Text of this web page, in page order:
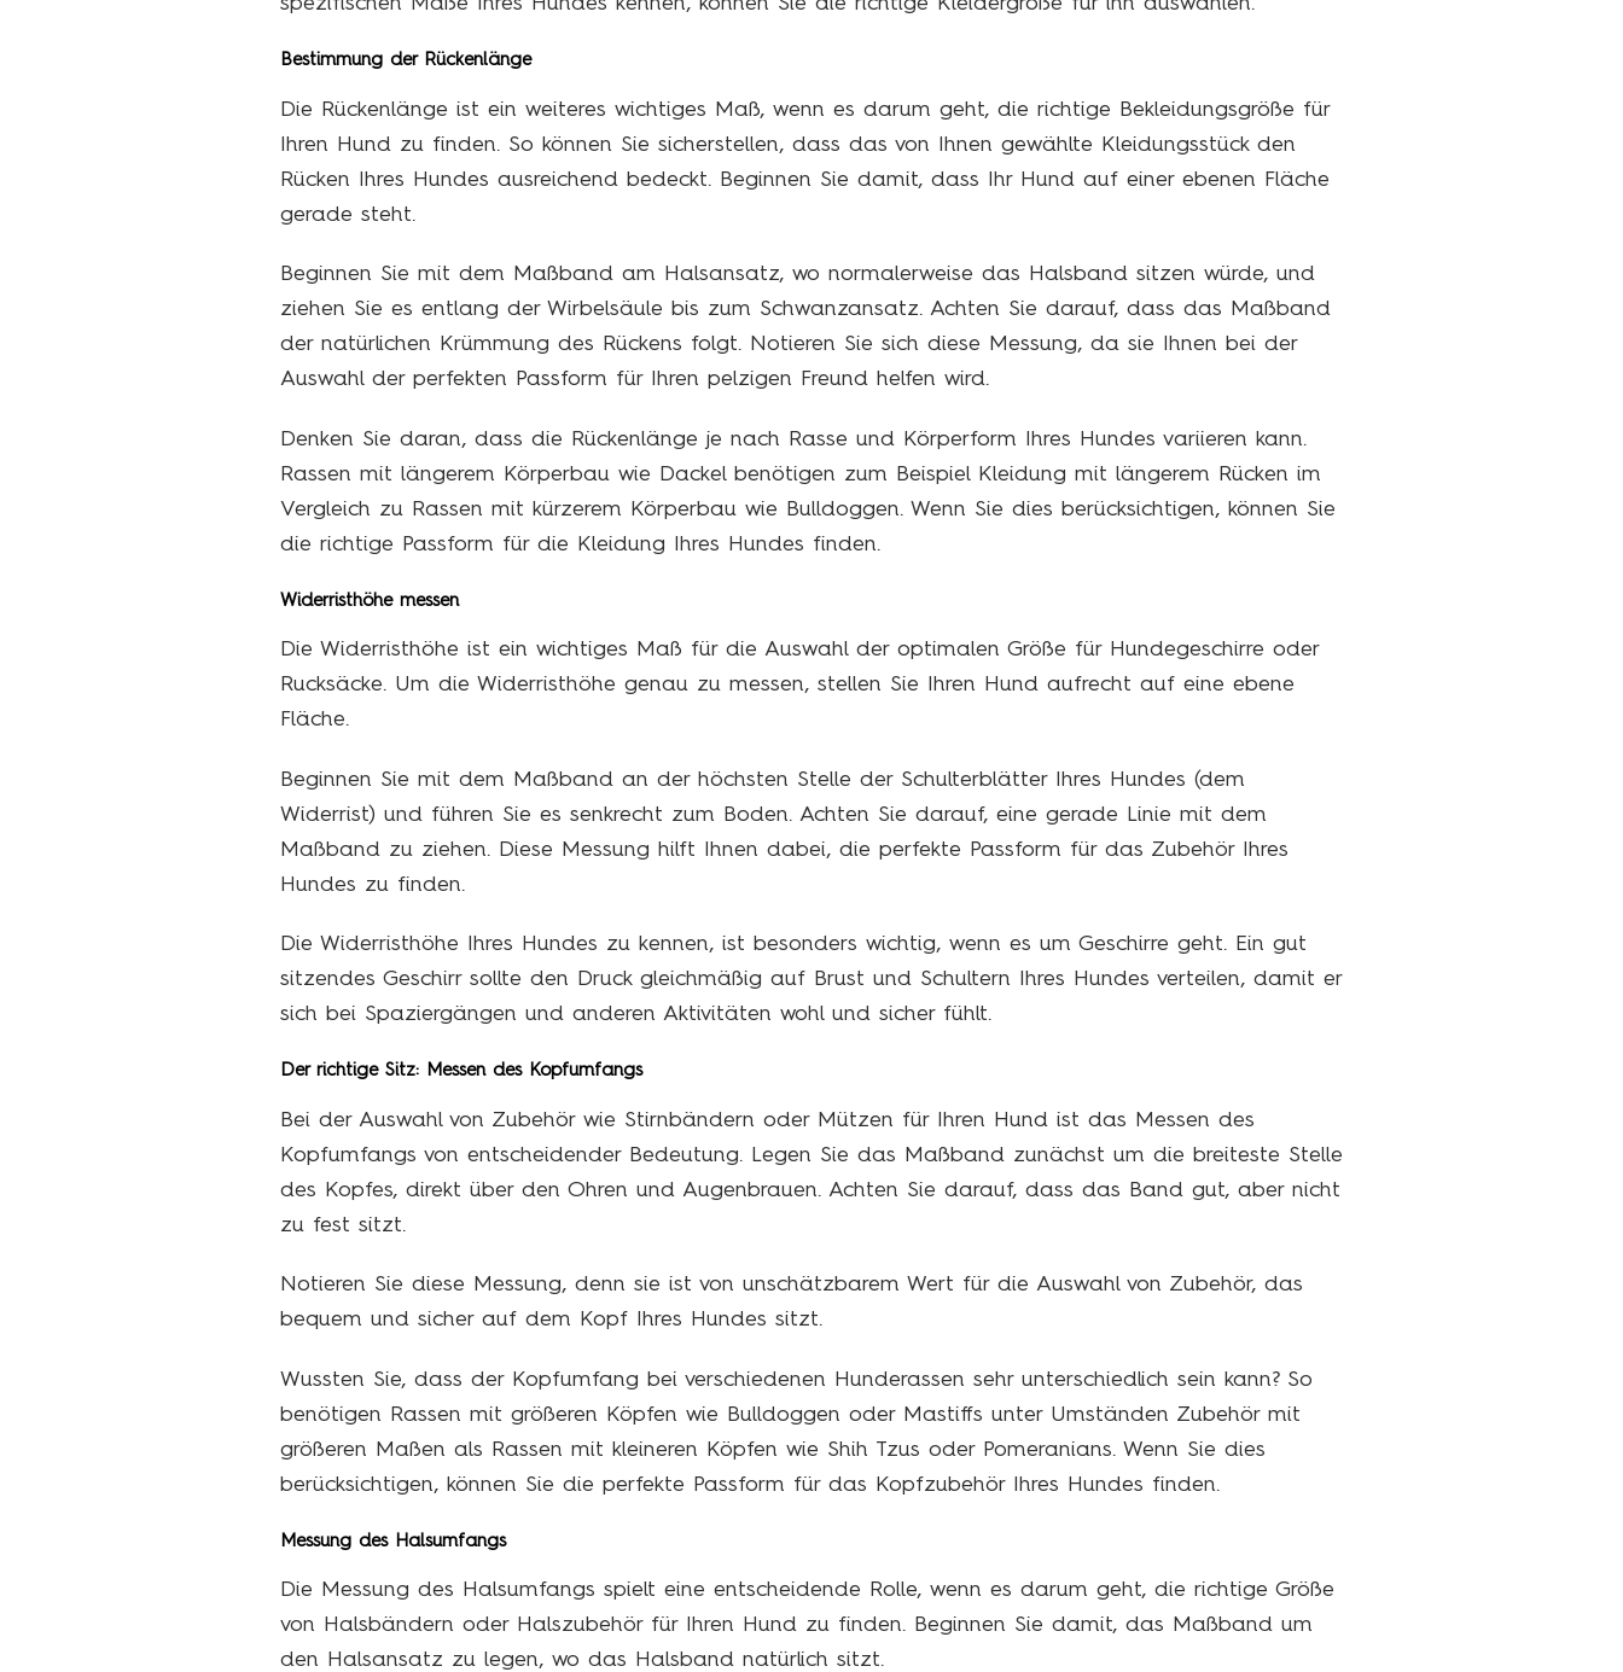
Bestimmung der Rückenlänge
Die Rückenlänge ist ein weiteres wichtiges Maß, wenn es darum geht, die richtige Bekleidungsgröße für
Ihren Hund zu finden. So können Sie sicherstellen, dass das von Ihnen gewählte Kleidungsstück den
Rücken Ihres Hundes ausreichend bedeckt. Beginnen Sie damit, dass Ihr Hund auf einer ebenen Fläche
gerade steht.
Beginnen Sie mit dem Maßband am Halsansatz, wo normalerweise das Halsband sitzen würde, und
ziehen Sie es entlang der Wirbelsäule bis zum Schwanzansatz. Achten Sie darauf, dass das Maßband
der natürlichen Krümmung des Rückens folgt. Notieren Sie sich diese Messung, da sie Ihnen bei der
Auswahl der perfekten Passform für Ihren pelzigen Freund helfen wird.
Denken Sie daran, dass die Rückenlänge je nach Rasse und Körperform Ihres Hundes variieren kann.
Rassen mit längerem Körperbau wie Dackel benötigen zum Beispiel Kleidung mit längerem Rücken im
Vergleich zu Rassen mit kürzerem Körperbau wie Bulldoggen. Wenn Sie dies berücksichtigen, können Sie
die richtige Passform für die Kleidung Ihres Hundes finden.
Widerristhöhe messen
Die Widerristhöhe ist ein wichtiges Maß für die Auswahl der optimalen Größe für Hundegeschirre oder
Rucksäcke. Um die Widerristhöhe genau zu messen, stellen Sie Ihren Hund aufrecht auf eine ebene
Fläche.
Beginnen Sie mit dem Maßband an der höchsten Stelle der Schulterblätter Ihres Hundes (dem
Widerrist) und führen Sie es senkrecht zum Boden. Achten Sie darauf, eine gerade Linie mit dem
Maßband zu ziehen. Diese Messung hilft Ihnen dabei, die perfekte Passform für das Zubehör Ihres
Hundes zu finden.
Die Widerristhöhe Ihres Hundes zu kennen, ist besonders wichtig, wenn es um Geschirre geht. Ein gut
sitzendes Geschirr sollte den Druck gleichmäßig auf Brust und Schultern Ihres Hundes verteilen, damit er
sich bei Spaziergängen und anderen Aktivitäten wohl und sicher fühlt.
Der richtige Sitz: Messen des Kopfumfangs
Bei der Auswahl von Zubehör wie Stirnbändern oder Mützen für Ihren Hund ist das Messen des
Kopfumfangs von entscheidender Bedeutung. Legen Sie das Maßband zunächst um die breiteste Stelle
des Kopfes, direkt über den Ohren und Augenbrauen. Achten Sie darauf, dass das Band gut, aber nicht
zu fest sitzt.
Notieren Sie diese Messung, denn sie ist von unschätzbarem Wert für die Auswahl von Zubehör, das
bequem und sicher auf dem Kopf Ihres Hundes sitzt.
Wussten Sie, dass der Kopfumfang bei verschiedenen Hunderassen sehr unterschiedlich sein kann? So
benötigen Rassen mit größeren Köpfen wie Bulldoggen oder Mastiffs unter Umständen Zubehör mit
größeren Maßen als Rassen mit kleineren Köpfen wie Shih Tzus oder Pomeranians. Wenn Sie dies
berücksichtigen, können Sie die perfekte Passform für das Kopfzubehör Ihres Hundes finden.
Messung des Halsumfangs
Die Messung des Halsumfangs spielt eine entscheidende Rolle, wenn es darum geht, die richtige Größe
von Halsbändern oder Halszubehör für Ihren Hund zu finden. Beginnen Sie damit, das Maßband um
den Halsansatz zu legen, wo das Halsband natürlich sitzt.